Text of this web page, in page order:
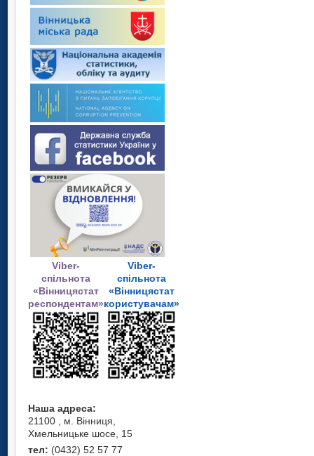
Viber-
спільнота
«Вінницястат
респондентам»
Viber-
спільнота
«Вінницястат
користувачам»
Наша адреса:
21100 , м. Вінниця,
Хмельницьке шосе, 15
тел: (0432) 52 57 77